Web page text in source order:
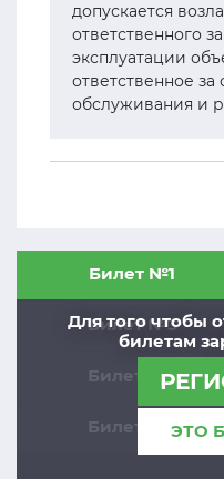
допускается
ответственного
эксплуатации
ответственное
обслуживания и
Для того чтобы
билетам
ЭТО
Билет №1
Билет №3
Билет №5
Билет №7